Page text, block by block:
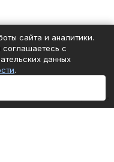
Сравнение
сайта и аналитики.
с
данных
.